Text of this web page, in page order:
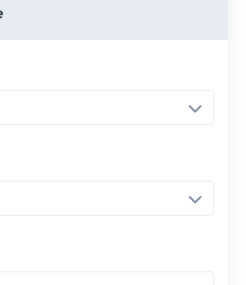
OneDrive
l'URL